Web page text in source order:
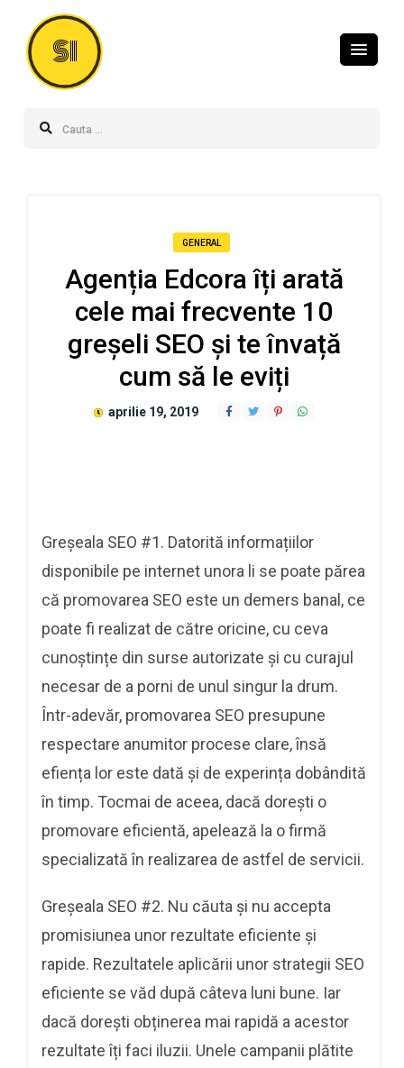
SI
GENERAL
Agenția Edcora îți arată
cele mai frecvente 10
greșeli SEO și te învață
cum să le eviți
aprilie 19, 2019
Greșeala SEO #1. Datorită informațiilor
disponibile pe internet unora li se poate părea
că promovarea SEO este un demers banal, ce
poate fi realizat de către oricine, cu ceva
cunoștințe din surse autorizate și cu curajul
necesar de a porni de unul singur la drum.
Într-adevăr, promovarea SEO presupune
respectare anumitor procese clare, însă
efiența lor este dată și de experința dobândită
în timp. Tocmai de aceea, dacă dorești o
promovare eficientă, apelează la o firmă
specializată în realizarea de astfel de servicii.
Greșeala SEO #2. Nu căuta și nu accepta
promisiunea unor rezultate eficiente și
rapide. Rezultatele aplicării unor strategii SEO
eficiente se văd după câteva luni bune. Iar
dacă dorești obținerea mai rapidă a acestor
rezultate îți faci iluzii. Unele campanii plătite